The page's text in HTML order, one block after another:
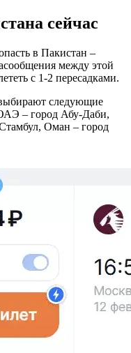
сейчас
в Пакистан –
между этой
с 1-2 пересадками.
следующие
– город Абу-Даби,
Оман – город